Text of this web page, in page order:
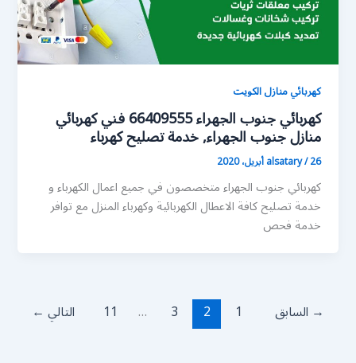
كهربائي منازل الكويت
كهربائي جنوب الجهراء 66409555 فني كهربائي
منازل جنوب الجهراء, خدمة تصليح كهرباء
alsatary/26 أبريل، 2020
كهربائي جنوب الجهراء متخصصون في جميع اعمال الكهرباء و
خدمة تصليح كافة الاعطال الكهربائية وكهرباء المنزل مع توافر
خدمة فحص
→ السابق 1
2
3
…
11 التالي ←